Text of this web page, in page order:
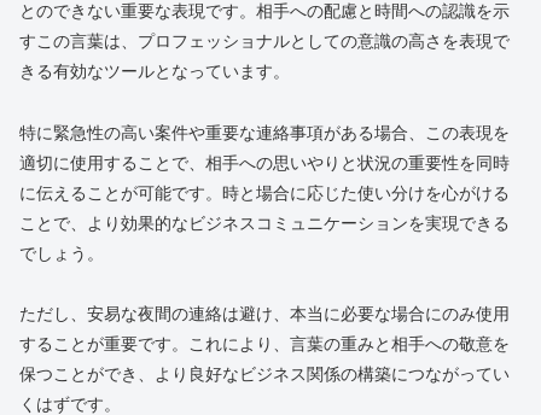
とのできない重要な表現です。相手への配慮と時間への認識を示
すこの言葉は、プロフェッショナルとしての意識の高さを表現で
きる有効なツールとなっています。
特に緊急性の高い案件や重要な連絡事項がある場合、この表現を
適切に使用することで、相手への思いやりと状況の重要性を同時
に伝えることが可能です。時と場合に応じた使い分けを心がける
ことで、より効果的なビジネスコミュニケーションを実現できる
でしょう。
ただし、安易な夜間の連絡は避け、本当に必要な場合にのみ使用
することが重要です。これにより、言葉の重みと相手への敬意を
保つことができ、より良好なビジネス関係の構築につながってい
くはずです。